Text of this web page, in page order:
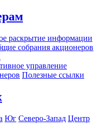
раскрытие информации
собрания акционеров
управление
Полезные ссылки
Юг Северо-Запад Центр